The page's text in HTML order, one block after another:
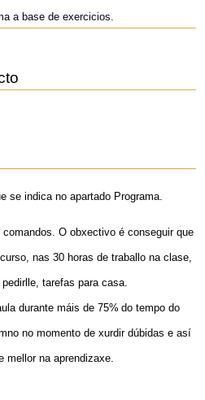
a base de exercicios.
se indica no apartado Programa.
O obxectivo é conseguir que
nas 30 horas de traballo na clase,
tarefas para casa.
durante máis de 75% do tempo do
no momento de xurdir dúbidas e así
mellor na aprendizaxe.